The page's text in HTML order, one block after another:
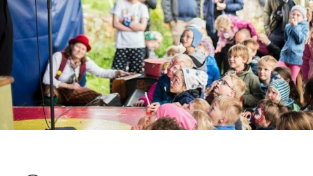
Ditt besøk